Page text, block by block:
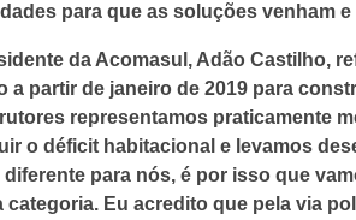
para que as soluções venham
da Acomasul, Adão Castilho,
a partir de janeiro de 2019 para
representamos praticamente
o déficit habitacional e levamos
diferente para nós, é por isso que
categoria. Eu acredito que pela via